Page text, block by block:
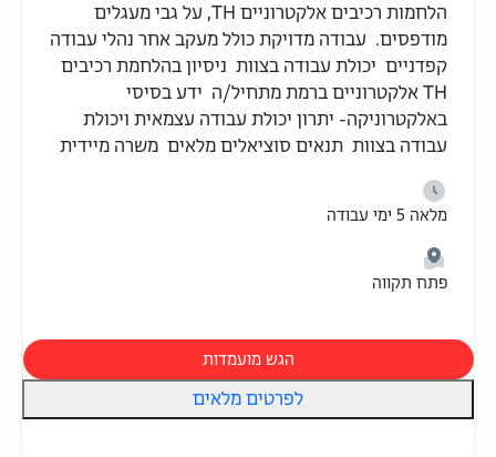
הלחמות רכיבים אלקטרוניים TH, על גבי מעגלים
מודפסים. עבודה מדויקת כולל מעקב אחר נהלי עבודה
קפדניים יכולת עבודה בצוות ניסיון בהלחמת רכיבים
TH אלקטרוניים ברמת מתחיל/ה ידע בסיסי
באלקטרוניקה- יתרון יכולת עבודה עצמאית ויכולת
עבודה בצוות תנאים סוציאלים מלאים משרה מיידית
מלאה 5 ימי עבודה
פתח תקווה
הגש מועמדות
לפרטים מלאים